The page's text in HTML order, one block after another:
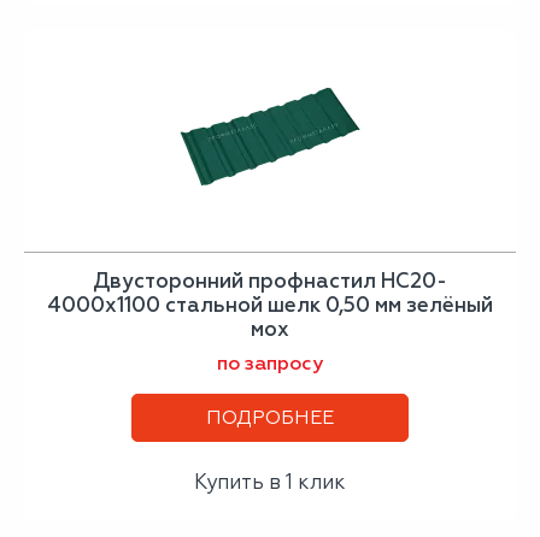
Двусторонний профнастил НС20-
4000х1100 стальной шелк 0,50 мм зелёный
мох
по запросу
ПОДРОБНЕЕ
Купить в 1 клик